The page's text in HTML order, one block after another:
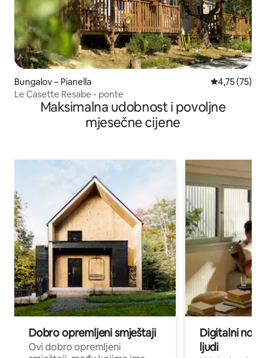
Bungalov – Pianella Prosječna
4,75 (75)
Le Casette Resabe - ponte
Maksimalna udobnost i povoljne
mjesečne cijene
Dobro opremljeni smještaji
Ovi dobro opremljeni
Digitalni
ljudi